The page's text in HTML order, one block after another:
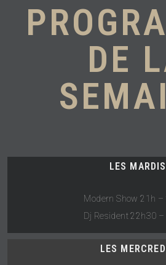
DE
LES MARDIS
Modern Show 21h –
Dj Resident 22h30
LES